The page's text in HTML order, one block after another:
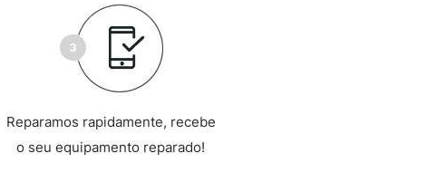
Reparamos rapidamente, recebe
o seu equipamento reparado!